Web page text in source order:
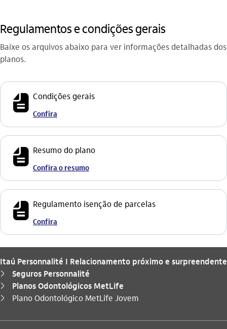
Regulamentos e condições gerais
Baixe os arquivos abaixo para ver informações detalhadas dos
planos.
icon-itaufonts_fatura Condições gerais
Confira
icon-itaufonts_fatura Resumo do plano
Confira o resumo
icon-itaufonts_fatura Regulamento isenção de parcelas
Confira
Itaú Personnalité I Relacionamento próximo e surpreendente
seta_direita Seguros Personnalité
seta_direita Planos Odontológicos MetLife
seta_direita
Você está aqui:
Plano Odontológico MetLife Jovem